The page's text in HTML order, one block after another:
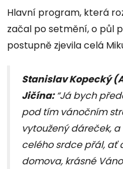
Hlavní program, která
začal po setmění, o půl
postupně zjevila celá
Stanislav Kopecký
Jičína:“Já bych
pod tím vánočním
vytoužený dáreček,
celého srdce přál, ať
domova, krásné